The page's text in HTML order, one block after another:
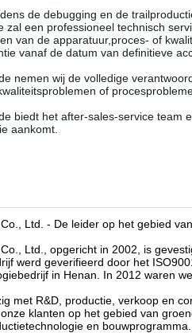
de debugging en de
zal een professioneel technisch
van de apparatuur,proces- of
vanaf de datum van definitieve
nemen wij de volledige
of
biedt het after-sales-service team
aankomt.
Ltd. - De leider op het gebied
Ltd., opgericht in 2002, is
werd geverifieerd door het
in Henan. In 2012 waren
met R&D, productie, verkoop en
klanten op het gebied van
en bouwprogramma.